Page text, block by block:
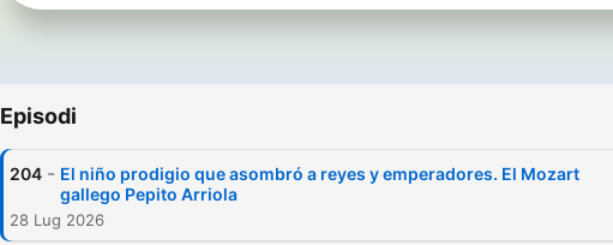
Episodi
204 - El niño prodigio que asombró a reyes y emperadores. El Mozart
gallego Pepito Arriola
28 Lug 2026